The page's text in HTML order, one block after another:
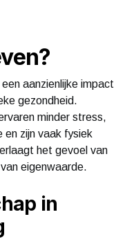
aanzienlijke impact
gezondheid.
minder stress,
en zijn vaak fysiek
het gevoel van
eigenwaarde.
in